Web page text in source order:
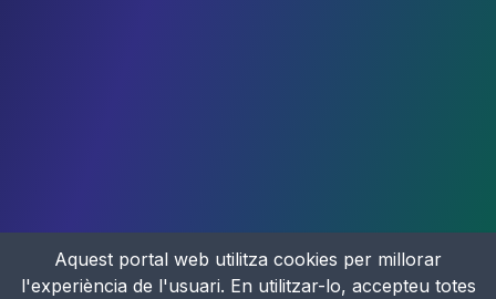
Aquest portal web utilitza cookies per millorar
l'experiència de l'usuari. En utilitzar-lo, accepteu totes